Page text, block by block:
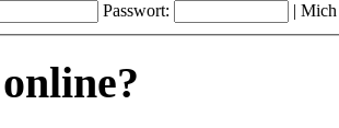
Passwort: | Mich